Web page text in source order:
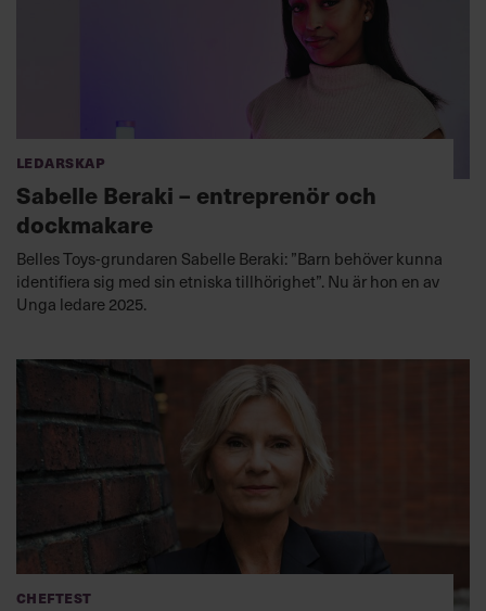
Ledarskap
Sabelle Beraki – entreprenör och
dockmakare
Belles Toys-grundaren Sabelle Beraki: ”Barn behöver kunna
identifiera sig med sin etniska tillhörighet”. Nu är hon en av
Unga ledare 2025.
Cheftest